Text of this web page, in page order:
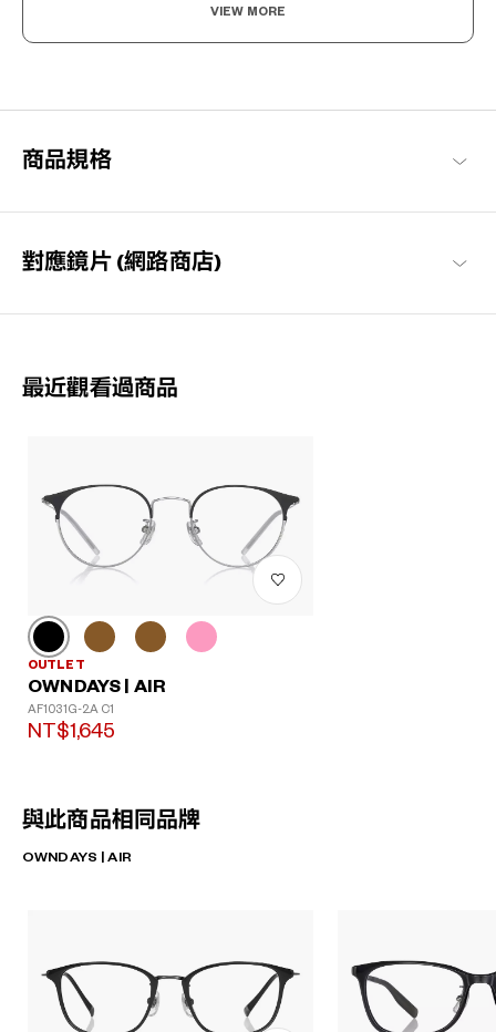
輕盈舒適，柔軟具彈性。
OWNDAYS | AIR 商品一覽
VIEW MORE
商品規格
對應鏡片 (網路商店)
最近觀看過商品
OUTLET
OWNDAYS | AIR
AF1031G-2A C1
NT$1,645
與此商品相同品牌
OWNDAYS | AIR